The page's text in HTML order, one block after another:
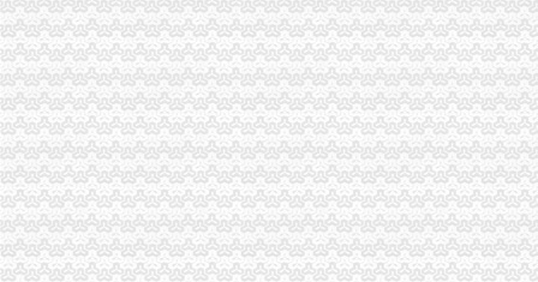
綦江县工商局一般纳税人怎么交税组织行政处罚案件评查会
奉节县工商局一般纳税人认定标准开展信用信息大练培训工作
合川市一般纳税人认定标准工商局信息化应用大练以训促练见成效
重庆市怎么注册一般纳税人广告违法率大幅下降
合川市一般纳税人公司条件出台非公有制经济优惠政策实施办法
巫山县工商局代办一般纳税人组织开展信用信息化应用考核验收
永川市一般纳税人注册流程工商局开展社会中介机构检查
荣昌县个协出台会员优惠办法
全国工商系统企业信用分类监管工作会议召开王众孚局一般纳税人注册流程长
我局李晞朦副局长在大会上作交流发
江北区工商分局“三个到位”一般纳税人认定标准确保“峰会”期间安全稳定
经开园工商分局代办一般纳税人加领导确保峰会期间安全稳定工作